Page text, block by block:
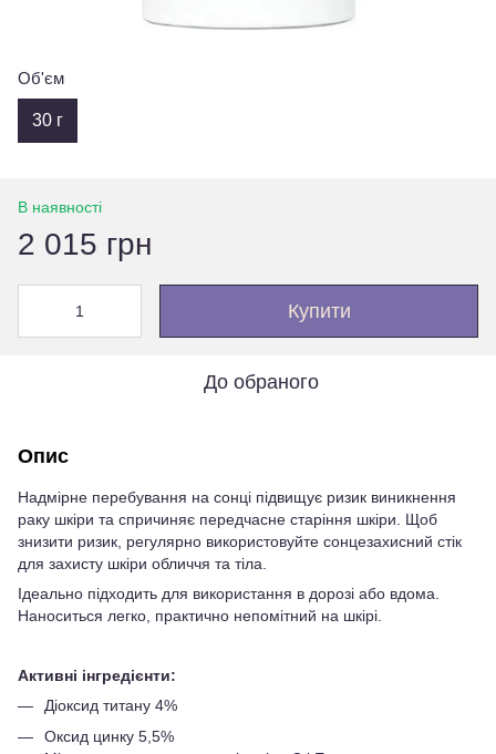
Об'єм
30 г
В наявності
2 015 грн
Купити
До обраного
Опис
Надмірне перебування на сонці підвищує ризик виникнення
раку шкіри та спричиняє передчасне старіння шкіри. Щоб
знизити ризик, регулярно використовуйте сонцезахисний стік
для захисту шкіри обличчя та тіла.
Ідеально підходить для використання в дорозі або вдома.
Наноситься легко, практично непомітний на шкірі.
Активні інгредієнти:
Діоксид титану 4%
Оксид цинку 5,5%